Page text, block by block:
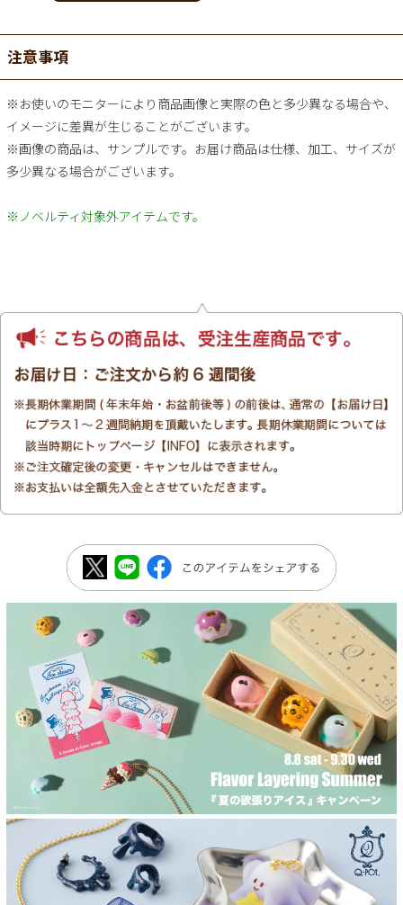
注意事項
※お使いのモニターにより商品画像と実際の色と多少異なる場合や、
イメージに差異が生じることがございます。
※画像の商品は、サンプルです。お届け商品は仕様、加工、サイズが
多少異なる場合がございます。
※ノベルティ対象外アイテムです。